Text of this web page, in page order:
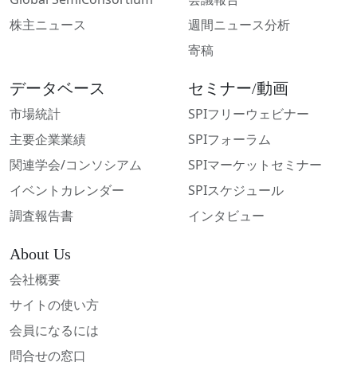
株主ニュース
週間ニュース分析
寄稿
データベース
市場統計
主要企業業績
関連学会/コンソシアム
イベントカレンダー
調査報告書
セミナー/動画
SPIフリーウェビナー
SPIフォーラム
SPIマーケットセミナー
SPIスケジュール
インタビュー
About Us
会社概要
サイトの使い方
会員になるには
問合せの窓口